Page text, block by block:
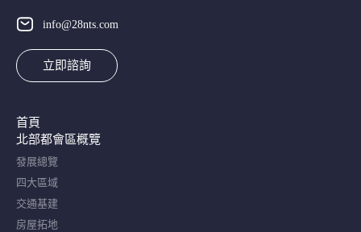
info@28nts.com
立即諮詢
首頁
北部都會區概覽​
發展總覽
四大區域
交通基建
房屋拓地